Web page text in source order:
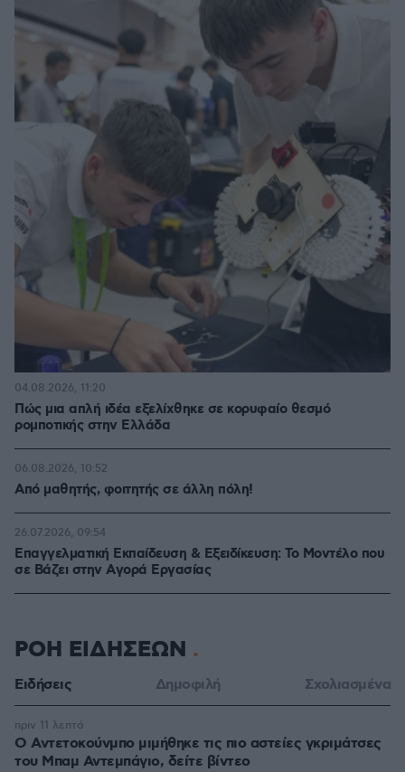
Πώς μια απλή ιδέα εξελίχθηκε σε κορυφαίο θεσμό
ρομποτικής στην Ελλάδα
04.08.2026, 11:20
Από μαθητής, φοιτητής σε άλλη πόλη!
06.08.2026, 10:52
Επαγγελματική Εκπαίδευση & Εξειδίκευση: Το Mοντέλο που
σε Bάζει στην Aγορά Eργασίας
26.07.2026, 09:54
ΡΟΗ ΕΙΔΗΣΕΩΝ
Ειδήσεις Δημοφιλή Σχολιασμένα
Ο Αντετοκούνμπο μιμήθηκε τις πιο αστείες γκριμάτσες
του Μπαμ Αντεμπάγιο, δείτε βίντεο
πριν 11 λεπτά